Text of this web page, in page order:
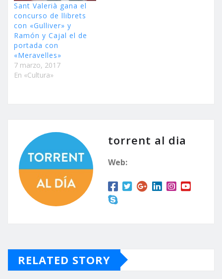
Sant Valerià gana el
concurso de llibrets
con «Gulliver» y
Ramón y Cajal el de
portada con
«Meravelles»
7 marzo, 2017
En «Cultura»
torrent al dia
Web:
RELATED STORY